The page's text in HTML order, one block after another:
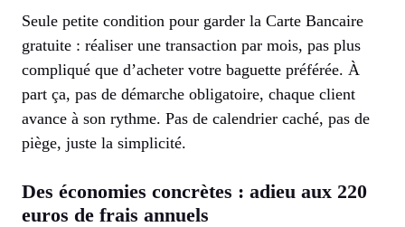
Seule petite condition pour garder la Carte Bancaire
gratuite : réaliser une transaction par mois, pas plus
compliqué que d’acheter votre baguette préférée. À
part ça, pas de démarche obligatoire, chaque client
avance à son rythme. Pas de calendrier caché, pas de
piège, juste la simplicité.
Des économies concrètes : adieu aux 220
euros de frais annuels